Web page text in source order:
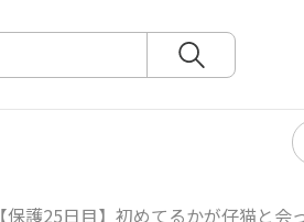
【保護25日目】初めてるかが仔猫と会